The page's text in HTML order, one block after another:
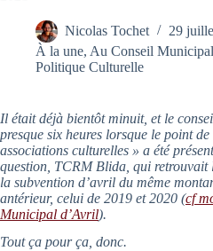
Nicolas Tochet
29
À la une, Au Conseil Municipal
Politique Culturelle
Il était déjà bientôt minuit, et le
presque six heures lorsque le point
associations culturelles » a été
question, TCRM Blida, qui
la subvention d’avril du même
antérieur, celui de 2019 et 2020 (cf
Municipal d’Avril).
Tout ça pour ça, donc.